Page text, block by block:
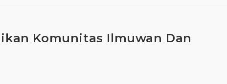
Komunitas Ilmuwan Dan